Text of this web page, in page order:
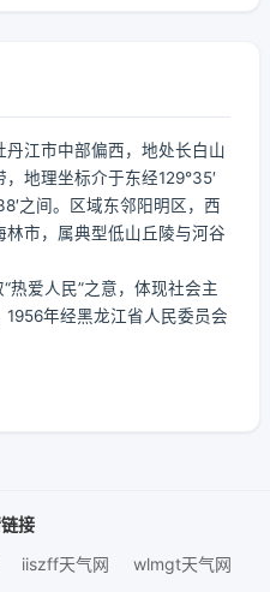
江市中部偏西，地处长白山
地理坐标介于东经129°35′
之间。区域东邻阳明区，西
市，属典型低山丘陵与河谷
热爱人民”之意，体现社会主
年经黑龙江省人民委员会
接
iiszff天气网 wlmgt天气网